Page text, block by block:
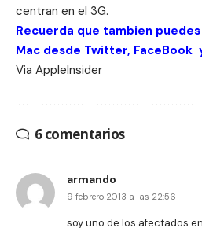
centran en el 3G.
Recuerda que tambien
Mac desde Twitter, FaceBook
Via AppleInsider
6 comentarios
armando
9 febrero 2013 a las 22:56
soy uno de los afectados